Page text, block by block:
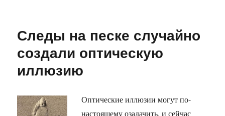
Следы на песке случайно
создали оптическую
иллюзию
Оптические иллюзии могут по-
настоящему озадачить, и сейчас